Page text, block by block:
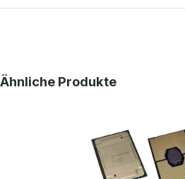
Produktgalerie überspringen
Ähnliche Produkte